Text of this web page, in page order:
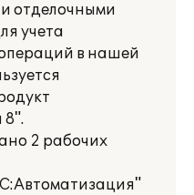
отделочными
учета
в нашей
8".
2 рабочих